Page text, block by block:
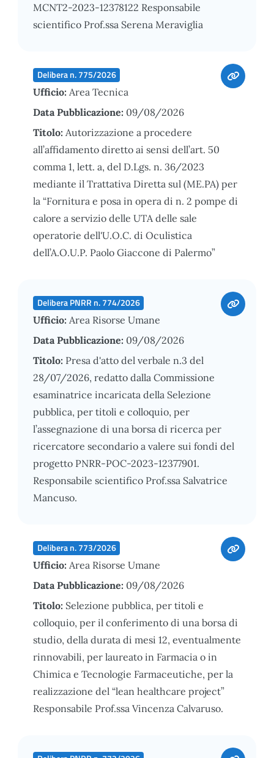
MCNT2-2023-12378122 Responsabile
scientifico Prof.ssa Serena Meraviglia
Delibera n. 775/2026
Ufficio: Area Tecnica
Data Pubblicazione: 09/08/2026
Titolo: Autorizzazione a procedere
all’affidamento diretto ai sensi dell’art. 50
comma 1, lett. a, del D.Lgs. n. 36/2023
mediante il Trattativa Diretta sul (ME.PA) per
la “Fornitura e posa in opera di n. 2 pompe di
calore a servizio delle UTA delle sale
operatorie dell'U.O.C. di Oculistica
dell’A.O.U.P. Paolo Giaccone di Palermo”
Delibera PNRR n. 774/2026
Ufficio: Area Risorse Umane
Data Pubblicazione: 09/08/2026
Titolo: Presa d'atto del verbale n.3 del
28/07/2026, redatto dalla Commissione
esaminatrice incaricata della Selezione
pubblica, per titoli e colloquio, per
l’assegnazione di una borsa di ricerca per
ricercatore secondario a valere sui fondi del
progetto PNRR-POC-2023-12377901.
Responsabile scientifico Prof.ssa Salvatrice
Mancuso.
Delibera n. 773/2026
Ufficio: Area Risorse Umane
Data Pubblicazione: 09/08/2026
Titolo: Selezione pubblica, per titoli e
colloquio, per il conferimento di una borsa di
studio, della durata di mesi 12, eventualmente
rinnovabili, per laureato in Farmacia o in
Chimica e Tecnologie Farmaceutiche, per la
realizzazione del “lean healthcare project”
Responsabile Prof.ssa Vincenza Calvaruso.